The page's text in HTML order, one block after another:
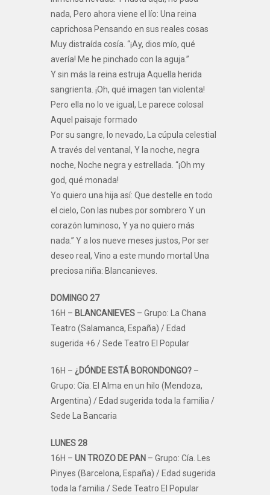
nada, Pero ahora viene el lío: Una reina
caprichosa Pensando en sus reales cosas
Muy distraída cosía. “¡Ay, dios mío, qué
avería! Me he pinchado con la aguja.”
Y sin más la reina estruja Aquella herida
sangrienta. ¡Oh, qué imagen tan violenta!
Pero ella no lo ve igual, Le parece colosal
Aquel paisaje formado
Por su sangre, lo nevado, La cúpula celestial
A través del ventanal, Y la noche, negra
noche, Noche negra y estrellada. “¡Oh my
god, qué monada!
Yo quiero una hija así: Que destelle en todo
el cielo, Con las nubes por sombrero Y un
corazón luminoso, Y ya no quiero más
nada.” Y a los nueve meses justos, Por ser
deseo real, Vino a este mundo mortal Una
preciosa niña: Blancanieves.
DOMINGO 27
16H – BLANCANIEVES – Grupo: La Chana
Teatro (Salamanca, España) / Edad
sugerida +6 / Sede Teatro El Popular
16H – ¿DÓNDE ESTÁ BORONDONGO? –
Grupo: Cía. El Alma en un hilo (Mendoza,
Argentina) / Edad sugerida toda la familia /
Sede La Bancaria
LUNES 28
16H – UN TROZO DE PAN – Grupo: Cía. Les
Pinyes (Barcelona, España) / Edad sugerida
toda la familia / Sede Teatro El Popular